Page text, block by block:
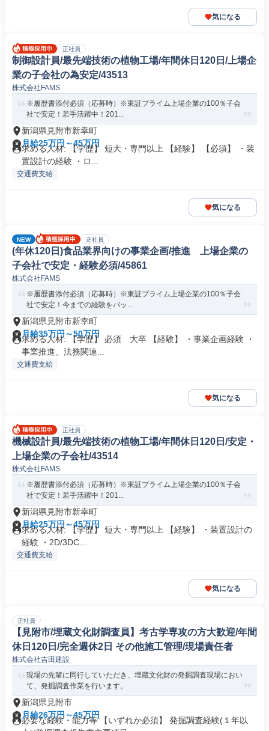
気になる
正社員
制御設計員/最先端技術の植物工場/年間休日120日/上場企
業の子会社の為安定/43513
株式会社FAMS
※履歴書添付必須（応募時）※東証プライム上場企業の100％子会
社で安定！若手活躍中！201...
新潟県見附市新幸町
月給25万円～45万円
求める人材: 【学歴】 短大・専門以上 【経験】 【必須】 ・装
置設計の経験 ・ロ...
交通費支給
気になる
NEW 正社員
(年休120日)食品業界向けの事業企画/推進 上場企業の
子会社で安定・経験必須/45861
株式会社FAMS
※履歴書添付必須（応募時）※東証プライム上場企業の100％子会
社で安定！今までの経験をバッ...
新潟県見附市新幸町
月給35万円～50万円
求める人材: 【学歴】 必須 大卒 【経験】 ・事業企画経験 ・
事業推進、法務関連...
交通費支給
気になる
正社員
機械設計員/最先端技術の植物工場/年間休日120日/安定・
上場企業の子会社/43514
株式会社FAMS
※履歴書添付必須（応募時）※東証プライム上場企業の100％子会
社で安定！若手活躍中！201...
新潟県見附市新幸町
月給25万円～45万円
求める人材: 【学歴】 短大・専門以上 【経験】 ・装置設計の
経験 ・2D/3DC...
交通費支給
気になる
正社員
【見附市/埋蔵文化財調査員】考古学専攻の方大歓迎/年間
休日120日/完全週休2日 その他施工管理/現場責任者
株式会社吉田建設
現場の先輩に同行していただき、埋蔵文化財の発掘調査現場におい
て、発掘調査作業を行います。
新潟県見附市
月給26万円～45万円
必要な経験・能力等 【いずれか必須】 発掘調査経験(１年以